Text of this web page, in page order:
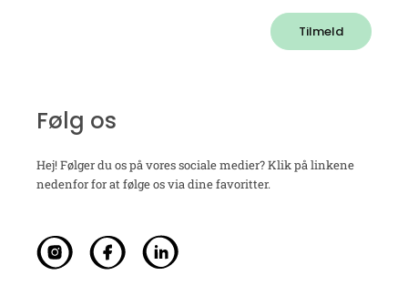
Tilmeld
Følg os
Hej! Følger du os på vores sociale medier? Klik på linkene
nedenfor for at følge os via dine favoritter.